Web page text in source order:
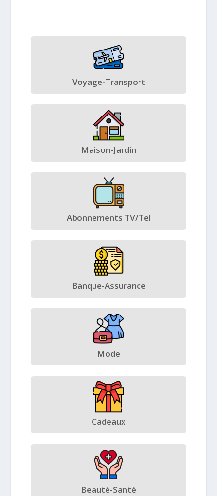
Voyage-Transport
Maison-Jardin
Abonnements TV/Tel
Banque-Assurance
Mode
Cadeaux
Beauté-Santé